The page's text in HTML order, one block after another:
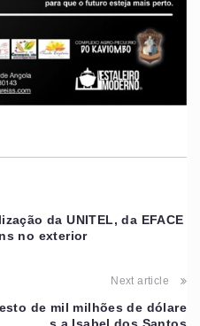
da UNITEL, da EFACE
no exterior
Next article
de mil milhões de dólare
s a Isabel dos Santos